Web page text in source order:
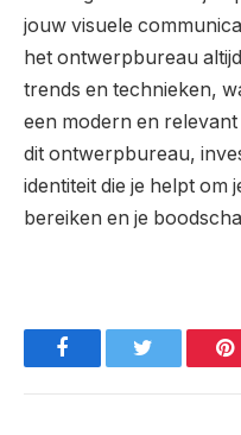
jouw visuele
het ontwerpbureau
trends en technieken,
een modern en
dit ontwerpbureau,
identiteit die je helpt om
bereiken en je
Facebook